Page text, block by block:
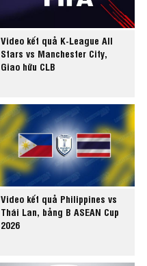
Video kết quả K-League All
Stars vs Manchester City,
Giao hữu CLB
Video kết quả Philippines vs
Thái Lan, bảng B ASEAN Cup
2026